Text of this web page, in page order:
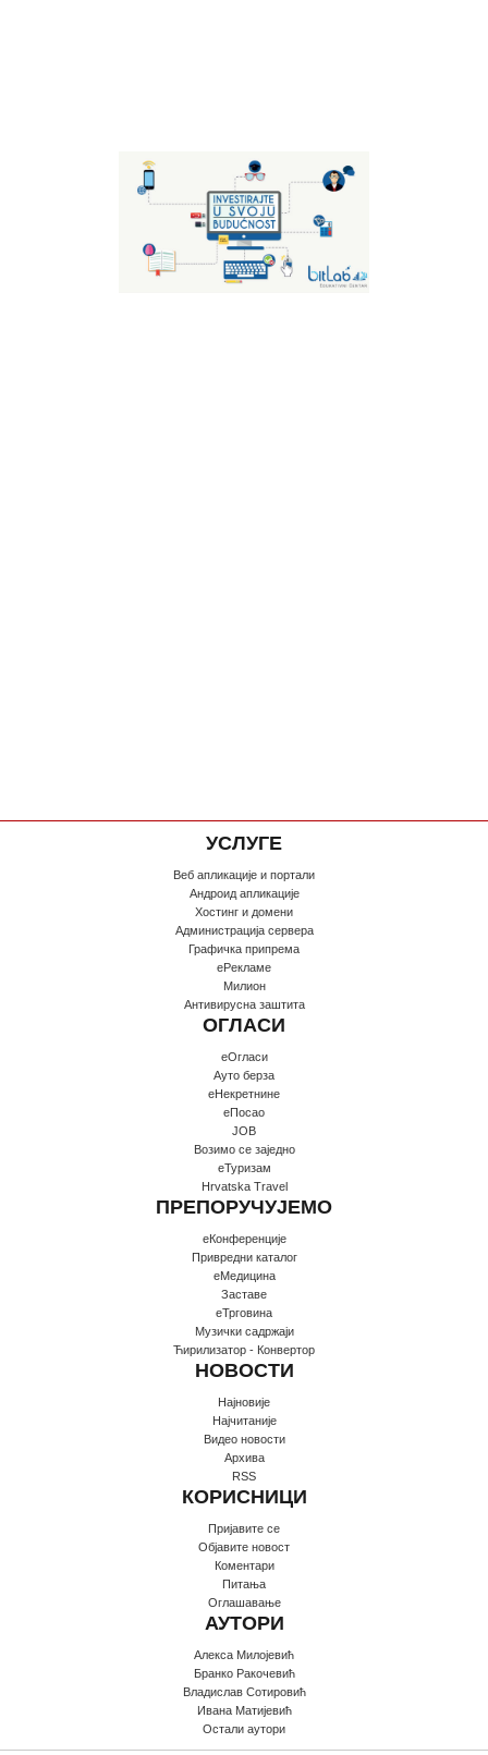
УСЛУГЕ
Веб апликације и портали
Андроид апликације
Хостинг и домени
Администрација сервера
Графичка припрема
еРекламе
Милион
Антивирусна заштита
ОГЛАСИ
еОгласи
Ауто берза
еНекретнине
еПосао
JOB
Возимо се заједно
еТуризам
Hrvatska Travel
ПРЕПОРУЧУЈЕМО
еКонференције
Привредни каталог
еМедицина
Заставе
еТрговина
Музички садржаји
Ћирилизатор - Конвертор
НОВОСТИ
Најновије
Најчитаније
Видео новости
Архива
RSS
КОРИСНИЦИ
Пријавите се
Oбјавите новост
Коментари
Питања
Оглашавање
АУТОРИ
Алекса Милојевић
Бранко Ракочевић
Владислав Сотировић
Ивана Матијевић
Остали аутори